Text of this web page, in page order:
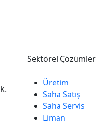
Sektörel Çözümler
Üretim
Saha Satış
Saha Servis
Liman